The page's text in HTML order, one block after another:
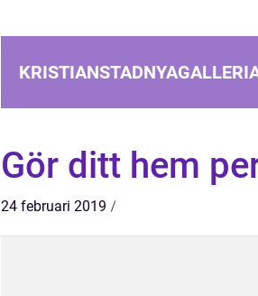
Gör ditt hem
24 februari 2019